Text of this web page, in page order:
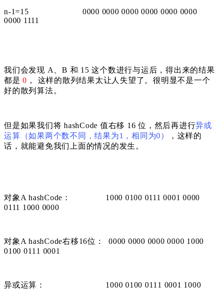
n-1=15 0000 0000 0000 0000 0000 0000
0000 1111
我们会发现 A、B 和 15 这个数进行与运后，得出来的结果
都是0 ， 这样的散列结果太让人失望了。很明显不是一个
好的散列算法。
但是如果我们将 hashCode 值右移 16 位，然后再进行异或
运算（如果两个数不同，结果为1，相同为0）
，这样的
话，就能避免我们上面的情况的发生。
对象A hashCode： 1000 0100 0111 0001 0000
0111 1000 0000
对象A hashCode右移16位： 0000 0000 0000 0000 1000
0100 0111 0001
异或运算 ：
1000 0100 0111 0001 1000